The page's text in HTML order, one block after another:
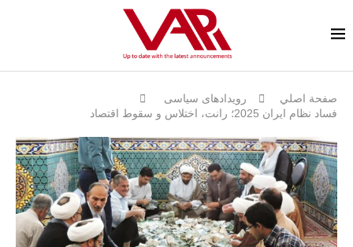
صفحة اصلي
رویدادهای سیاسی
فساد نظام ایران 2025؛ رانت، اختلاس و سقوط اقتصاد